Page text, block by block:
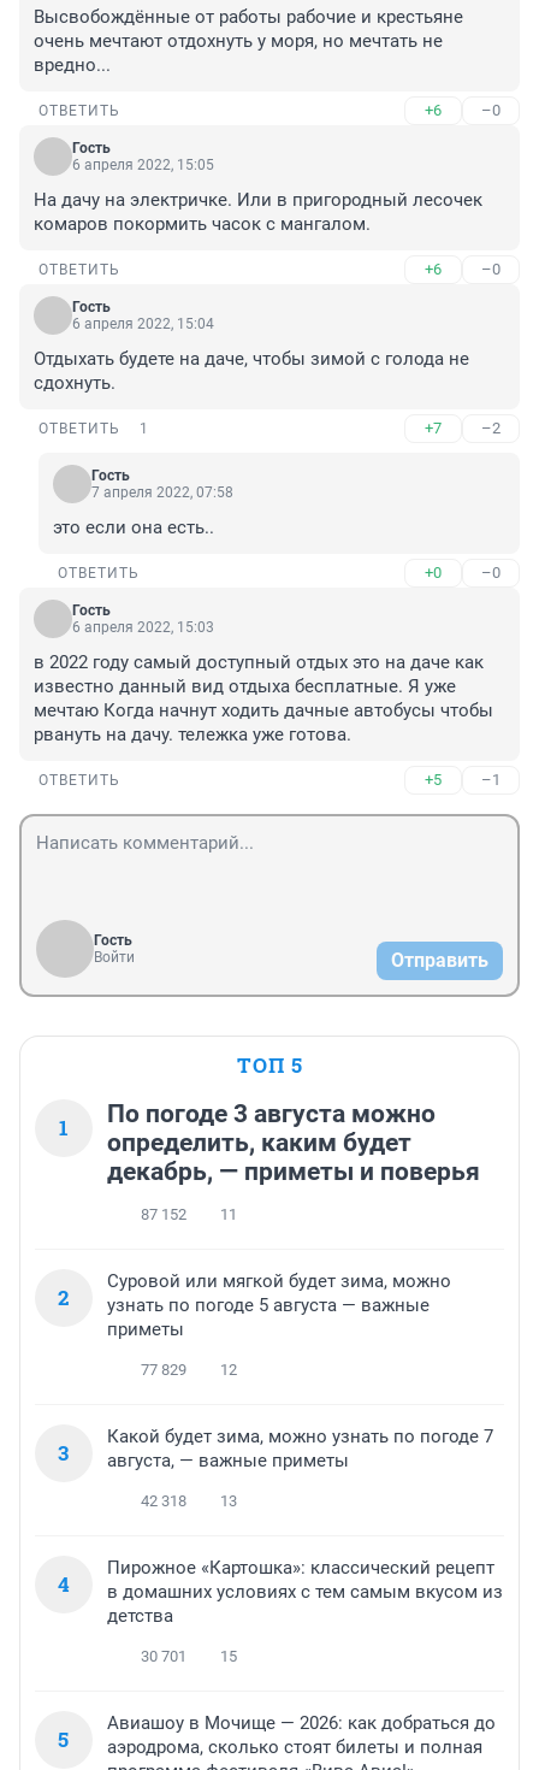
Высвобождённые от работы рабочие и крестьяне
очень мечтают отдохнуть у моря, но мечтать не
вредно...
ОТВЕТИТЬ +6 –0
Гость
6 апреля 2022, 15:05
На дачу на электричке. Или в пригородный лесочек
комаров покормить часок с мангалом.
ОТВЕТИТЬ +6 –0
Гость
6 апреля 2022, 15:04
Отдыхать будете на даче, чтобы зимой с голода не
сдохнуть.
ОТВЕТИТЬ 1 +7 –2
Гость
7 апреля 2022, 07:58
это если она есть..
ОТВЕТИТЬ +0 –0
Гость
6 апреля 2022, 15:03
в 2022 году самый доступный отдых это на даче как
известно данный вид отдыха бесплатные. Я уже
мечтаю Когда начнут ходить дачные автобусы чтобы
рвануть на дачу. тележка уже готова.
ОТВЕТИТЬ +5 –1
Гость
Войти
Отправить
ТОП 5
1
По погоде 3 августа можно
определить, каким будет
декабрь, — приметы и поверья
87 152 11
2
Суровой или мягкой будет зима, можно
узнать по погоде 5 августа — важные
приметы
77 829 12
3
Какой будет зима, можно узнать по погоде 7
августа, — важные приметы
42 318 13
4
Пирожное «Картошка»: классический рецепт
в домашних условиях с тем самым вкусом из
детства
30 701 15
5
Авиашоу в Мочище — 2026: как добраться до
аэродрома, сколько стоят билеты и полная